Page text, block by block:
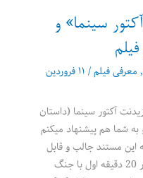
سینما» و
, معرفی فیلم/ ۱۱ فروردین
«پرزیدنت آکتور سینما (داستان
شما هم پیشنهاد میکنم
این مستند جالب و قابل
توجه رو به سه بخش تقسیم کرد: در 20 دقیقه اول با جنگ